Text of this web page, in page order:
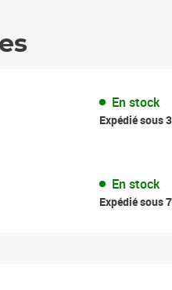
En stock
Expédié sous
En stock
Expédié sous